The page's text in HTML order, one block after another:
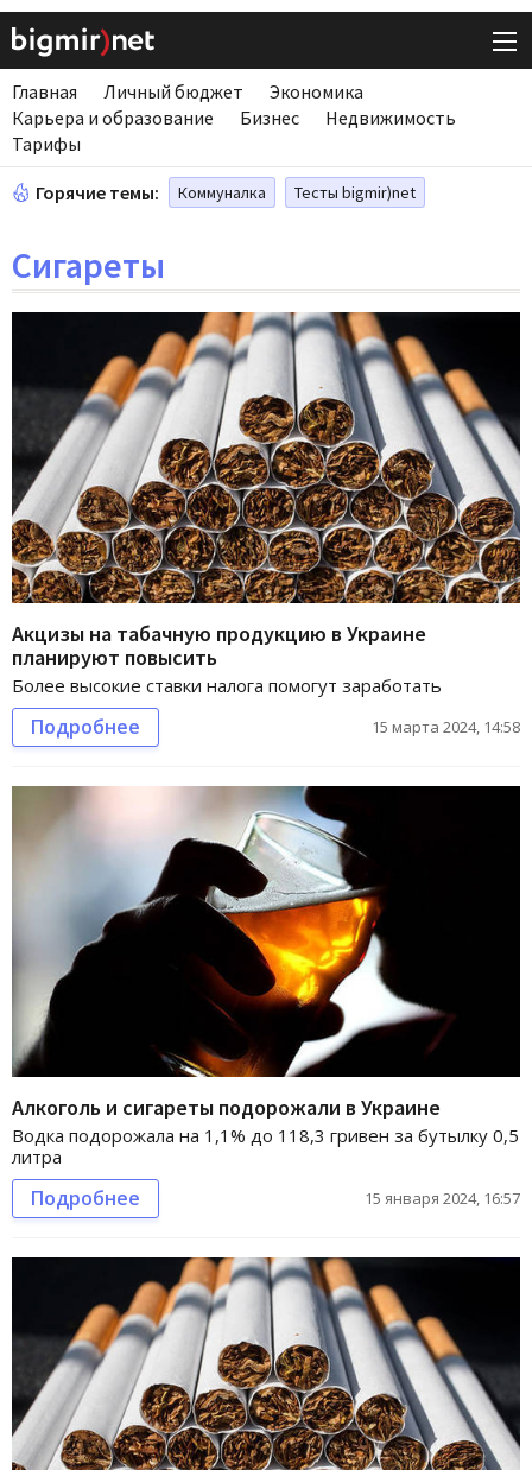
Главная Личный бюджет
Экономика
Карьера и образование
Бизнес
Недвижимость
Тарифы
Горячие темы: Коммуналка Тесты bigmir)net
Сигареты
Акцизы на табачную продукцию в Украине
планируют повысить
Более высокие ставки налога помогут заработать
Подробнее 15 марта 2024, 14:58
Алкоголь и сигареты подорожали в Украине
Водка подорожала на 1,1% до 118,3 гривен за бутылку 0,5
литра
Подробнее 15 января 2024, 16:57